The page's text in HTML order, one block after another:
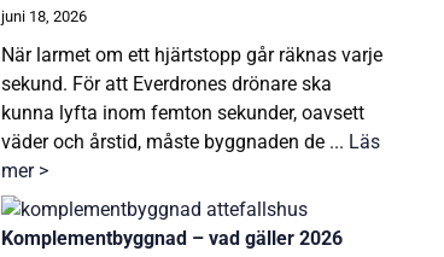
juni 18, 2026
När larmet om ett hjärtstopp går räknas varje
sekund. För att Everdrones drönare ska
kunna lyfta inom femton sekunder, oavsett
väder och årstid, måste byggnaden de ... Läs
mer >
Komplementbyggnad – vad gäller 2026